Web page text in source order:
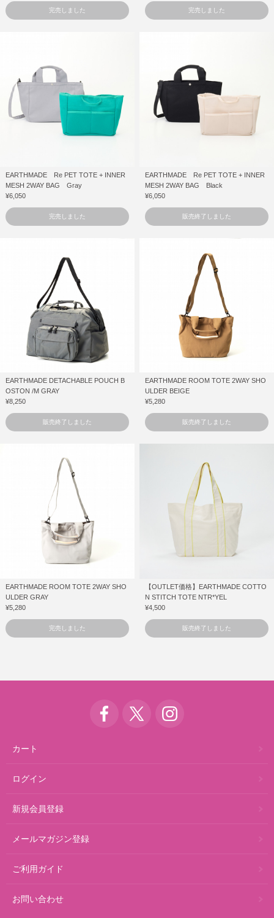
完売しました 完売しました
EARTHMADE Re PET TOTE + INNER
MESH 2WAY BAG Gray
¥6,050
完売しました
EARTHMADE Re PET TOTE + INNER
MESH 2WAY BAG Black
¥6,050
販売終了しました
EARTHMADE DETACHABLE POUCH B
OSTON /M GRAY
¥8,250
販売終了しました
EARTHMADE ROOM TOTE 2WAY SHO
ULDER BEIGE
¥5,280
販売終了しました
EARTHMADE ROOM TOTE 2WAY SHO
ULDER GRAY
¥5,280
完売しました
【OUTLET価格】EARTHMADE COTTO
N STITCH TOTE NTR*YEL
¥4,500
販売終了しました
カート
ログイン
新規会員登録
メールマガジン登録
ご利用ガイド
お問い合わせ